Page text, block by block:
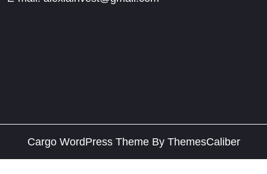
Cargo WordPress ThemeBy ThemesCaliber